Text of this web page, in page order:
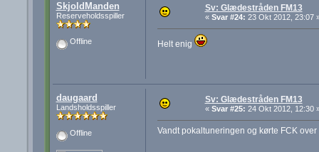
SkjoldManden
Reserveholdsspiller
Offline
Sv: Glædestråden FM13
« Svar #24: 23 Okt 2012, 23:07
Helt enig
daugaard
Landsholdsspiller
Offline
Sv: Glædestråden FM13
« Svar #25: 24 Okt 2012, 12:30
Vandt pokaltuneringen og kørte FCK